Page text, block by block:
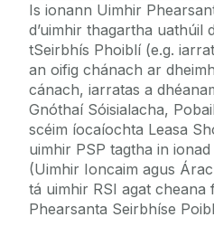
Is ionann Uimhir
d’uimhir thagartha uathúil
tSeirbhís Phoiblí (e.g.
an oifig chánach ar
cánach, iarratas a
Gnóthaí Sóisialacha,
scéim íocaíochta Leasa
uimhir PSP tagtha in
(Uimhir Ioncaim agus
tá uimhir RSI agat cheana
Phearsanta Seirbhíse